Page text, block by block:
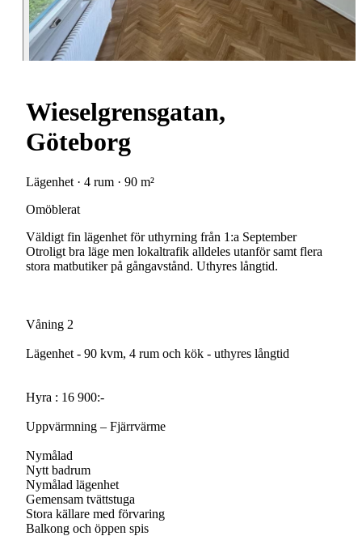
Wieselgrensgatan,
Göteborg
Lägenhet · 4 rum · 90 m²
Omöblerat
Väldigt fin lägenhet för uthyrning från 1:a September
Otroligt bra läge men lokaltrafik alldeles utanför samt flera
stora matbutiker på gångavstånd. Uthyres långtid.
Våning 2
Lägenhet - 90 kvm, 4 rum och kök - uthyres långtid
Hyra : 16 900:-
Uppvärmning – Fjärrvärme
Nymålad
Nytt badrum
Nymålad lägenhet
Gemensam tvättstuga
Stora källare med förvaring
Balkong och öppen spis